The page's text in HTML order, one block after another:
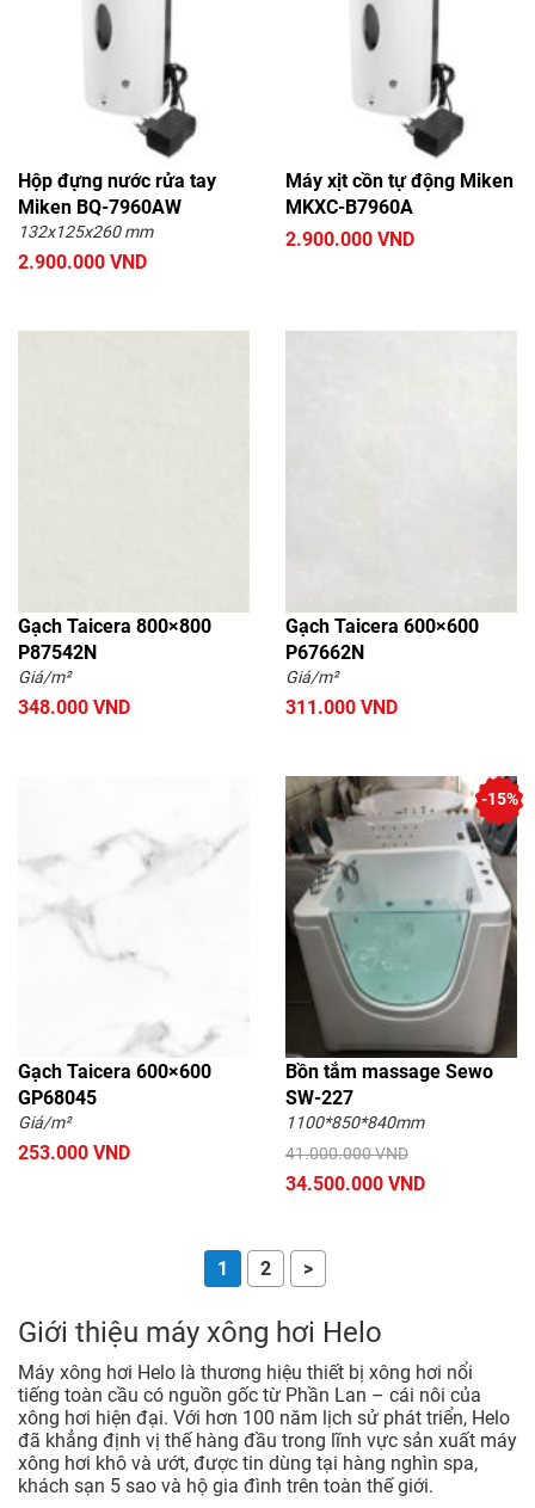
Hộp đựng nước rửa tay
Miken BQ-7960AW
132x125x260 mm
2.900.000 VND
Máy xịt cồn tự động Miken
MKXC-B7960A
2.900.000 VND
Gạch Taicera 800×800
P87542N
Giá/m²
348.000 VND
Gạch Taicera 600×600
P67662N
Giá/m²
311.000 VND
Gạch Taicera 600×600
GP68045
Giá/m²
253.000 VND
Bồn tắm massage Sewo
SW-227
1100*850*840mm
41.000.000 VND
34.500.000 VND
-15%
1 2 >
Giới thiệu máy xông hơi Helo
Máy xông hơi Helo là thương hiệu thiết bị xông hơi nổi
tiếng toàn cầu có nguồn gốc từ Phần Lan – cái nôi của
xông hơi hiện đại. Với hơn 100 năm lịch sử phát triển, Helo
đã khẳng định vị thế hàng đầu trong lĩnh vực sản xuất máy
xông hơi khô và ướt, được tin dùng tại hàng nghìn spa,
khách sạn 5 sao và hộ gia đình trên toàn thế giới.